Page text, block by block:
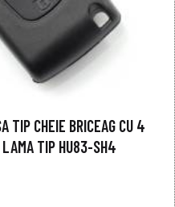
TIP CHEIE BRICEAG CU 4
LAMA TIP HU83-SH4